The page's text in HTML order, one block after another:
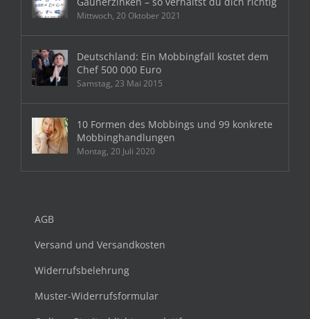
Mittwoch, 20 Oktober 2021
Deutschland: Ein Mobbingfall kostet dem
Chef 500 000 Euro
Samstag, 23 Mai 2015
10 Formen des Mobbings und 99 konkrete
Mobbinghandlungen
Montag, 20 Juli 2020
AGB
Versand und Versandkosten
Widerrufsbelehrung
Muster-Widerrufsformular